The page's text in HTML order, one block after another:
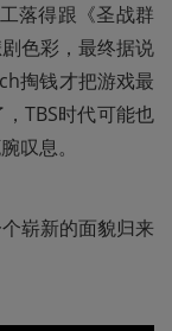
落得跟《圣战群
色彩，最终据说
掏钱才把游戏最
TBS时代可能也
叹息。
崭新的面貌归来